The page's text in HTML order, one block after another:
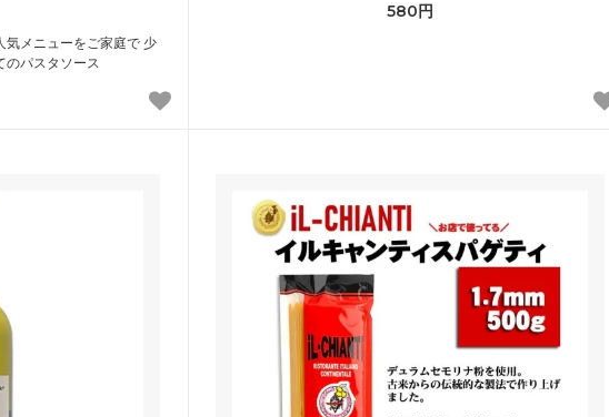
気メニューをご家庭で 少
のパスタソース
580円